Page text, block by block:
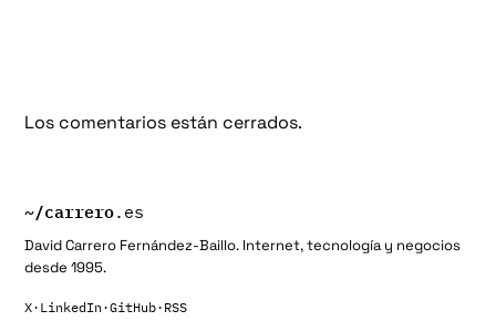
Los comentarios están cerrados.
~/carrero.es
David Carrero Fernández-Baillo. Internet, tecnología y negocios
desde 1995.
X· LinkedIn·GitHub· RSS